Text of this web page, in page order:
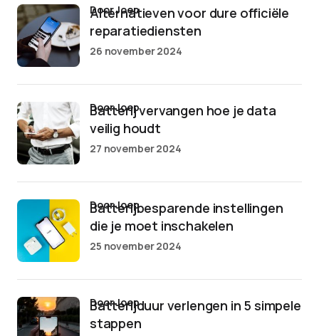
Alternatieven voor dure officiële
reparatiediensten
door Joep
26 november 2024
Batterij vervangen hoe je data
veilig houdt
door Joep
27 november 2024
Batterijbesparende instellingen
die je moet inschakelen
door Joep
25 november 2024
Batterijduur verlengen in 5 simpele
stappen
door Joep